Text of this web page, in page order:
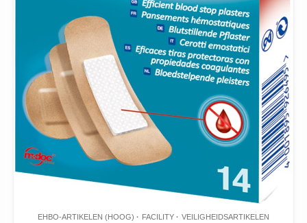
EHBO-ARTIKELEN (HOOG) FACILITY VEILIGHEIDSARTIKELEN